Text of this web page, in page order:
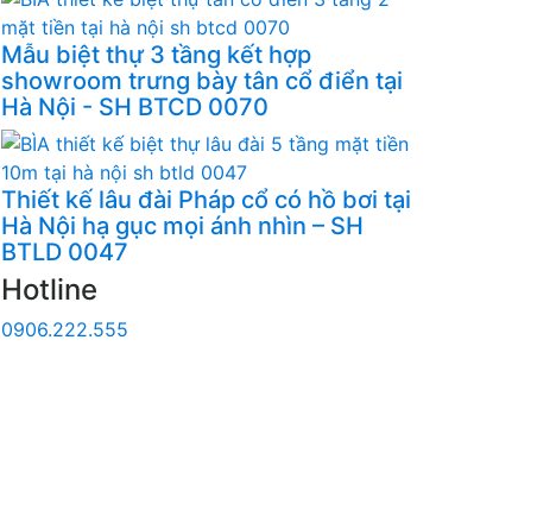
Mẫu biệt thự 3 tầng kết hợp
showroom trưng bày tân cổ điển tại
Hà Nội - SH BTCD 0070
Thiết kế lâu đài Pháp cổ có hồ bơi tại
Hà Nội hạ gục mọi ánh nhìn – SH
BTLD 0047
Hotline
0906.222.555